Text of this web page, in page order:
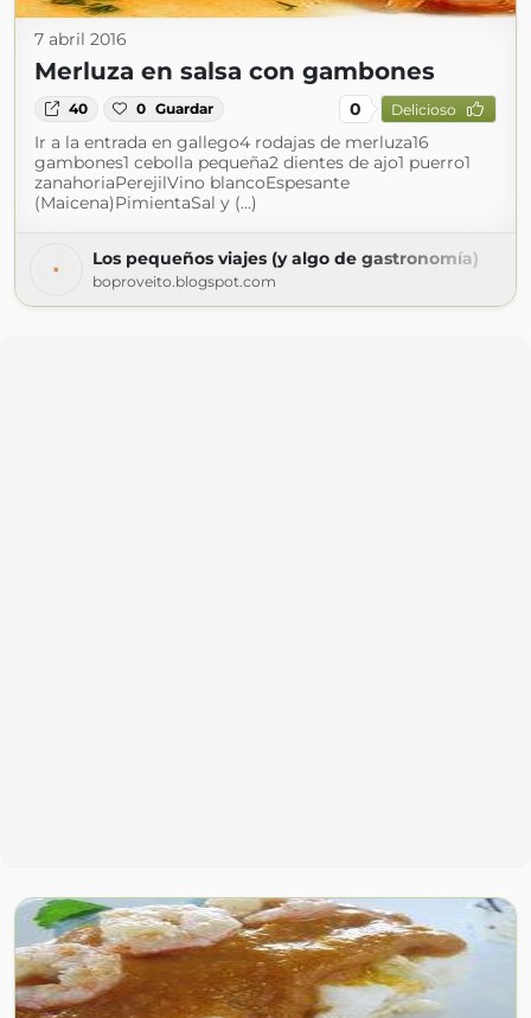
7 abril 2016
Merluza en salsa con gambones
40 0 Guardar 0 Delicioso
Ir a la entrada en gallego4 rodajas de merluza16
gambones1 cebolla pequeña2 dientes de ajo1 puerro1
zanahoriaPerejilVino blancoEspesante
(Maicena)PimientaSal y (...)
Los pequeños viajes (y algo de gastronomía)
boproveito.blogspot.com